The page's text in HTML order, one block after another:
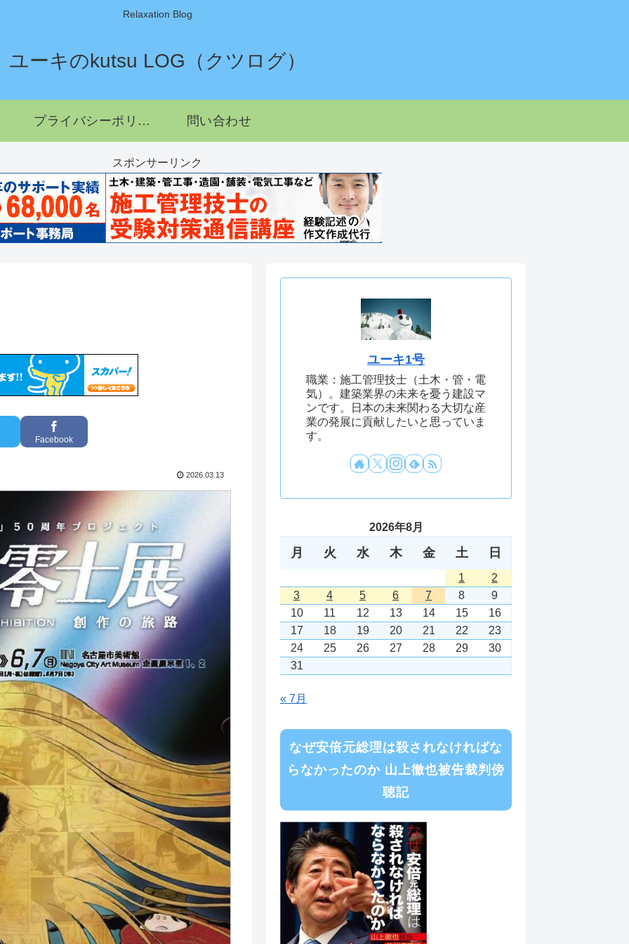
Relaxation Blog
ユーキのkutsu LOG（クツログ）
プライバシーポリシー 問い合わせ
スポンサーリンク
Facebook
2026.03.13
ユーキ1号
職業：施工管理技士（土木・管・電
気）。建築業界の未来を憂う建設マ
ンです。日本の未来関わる大切な産
業の発展に貢献したいと思っていま
す。
2026年8月
月 火 水 木 金 土 日
1
2
3
4 5 6 7 8
9
10
11 12 13 14 15
16
17
18 19 20 21 22
23
24
25 26 27 28 29
30
31
« 7月
なぜ安倍元総理は殺されなければな
らなかったのか 山上徹也被告裁判傍
聴記